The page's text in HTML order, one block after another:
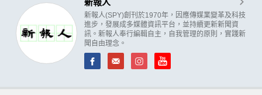
新報人
新報人(SPY)創刊於1970年，因應傳媒業變革及科技
進步，發展成多媒體資訊平台，並持續更新新聞資
訊。新報人奉行編輯自主，自我管理的原則，實踐新
聞自由理念。